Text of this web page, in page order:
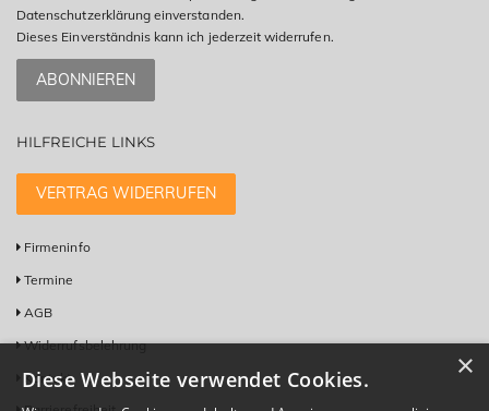
Datenschutzerklärung einverstanden.
Dieses Einverständnis kann ich jederzeit widerrufen.
ABONNIEREN
HILFREICHE LINKS
VERTRAG WIDERRUFEN
Firmeninfo
Termine
AGB
Widerrufsbelehrung
Kontakt
×
Diese Webseite verwendet Cookies.